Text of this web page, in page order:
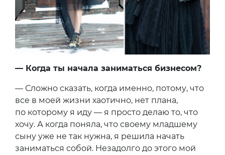
— Когда ты начала заниматься бизнесом?
— Сложно сказать, когда именно, потому, что
все в моей жизни хаотично, нет плана,
по которому я иду — я просто делаю то, что
хочу. А когда поняла, что своему младшему
сыну уже не так нужна, я решила начать
заниматься собой. Незадолго до этого мой